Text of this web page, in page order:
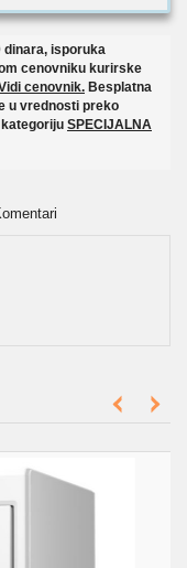
dinara, isporuka
cenovniku kurirske
cenovnik. Besplatna
u vrednosti preko
kategoriju SPECIJALNA